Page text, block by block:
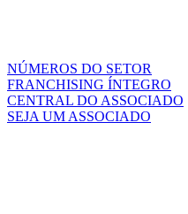
NÚMEROS DO SETOR
FRANCHISING ÍNTEGRO
CENTRAL DO ASSOCIADO
SEJA UM ASSOCIADO